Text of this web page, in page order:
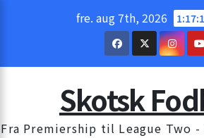
fre. aug 7th, 2026
Skotsk
Fra Premiership til League Two